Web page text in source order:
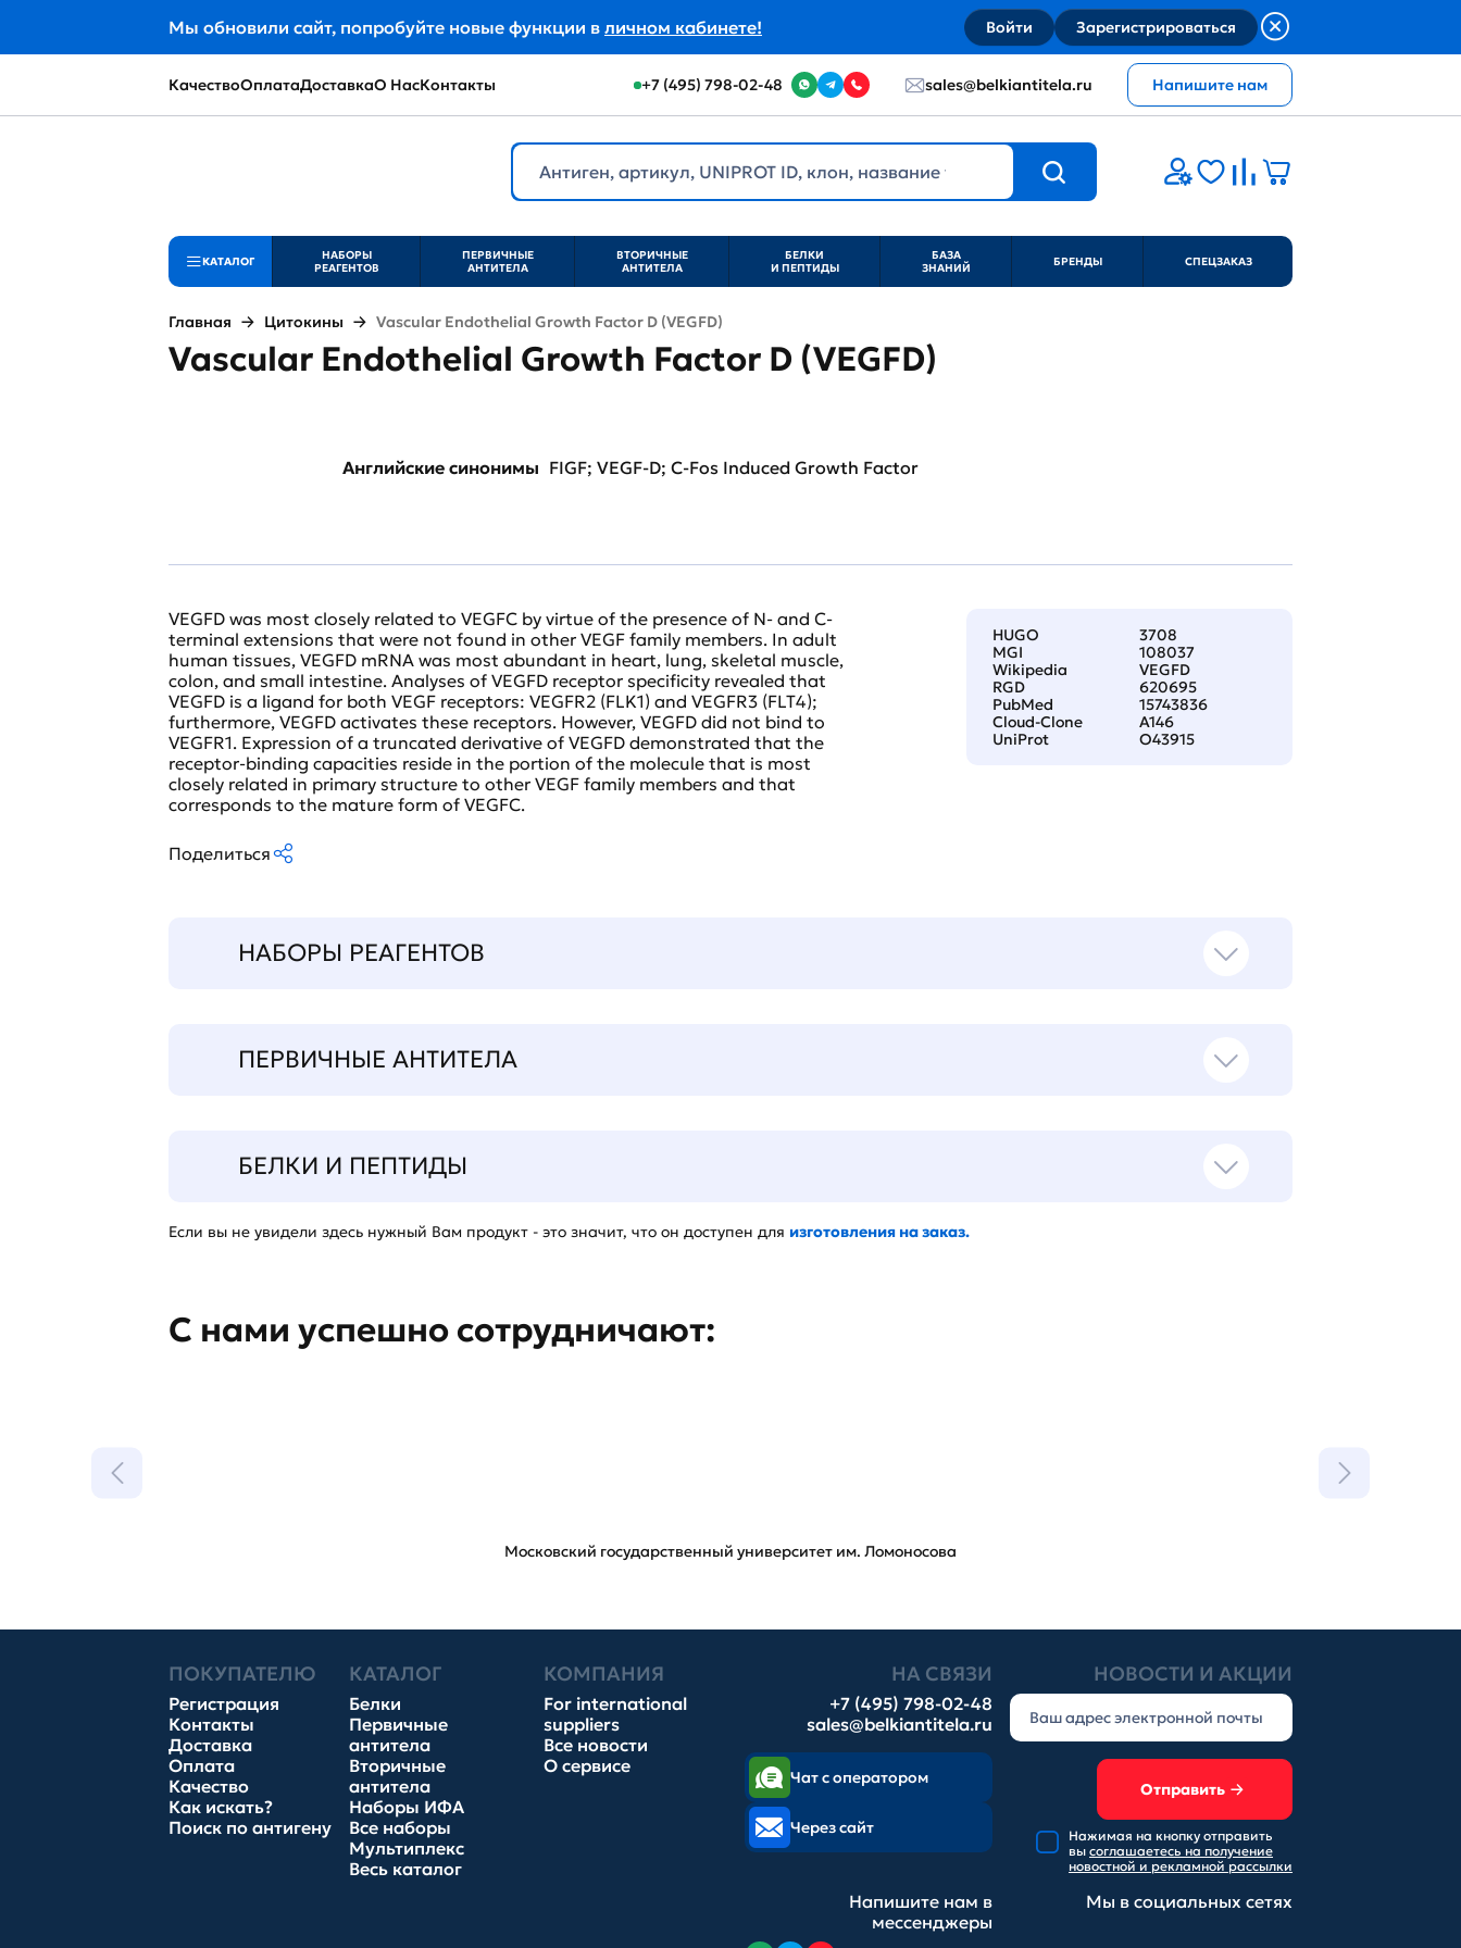
Мы обновили сайт, попробуйте новые функции в личном кабинете! Войти Зарегистрироваться
КачествоОплатаДоставкаО НасКонтакты +7 (495) 798-02-48 sales@belkiantitela.ru Напишите нам
КАТАЛОГ
НАБОРЫ
РЕАГЕНТОВ
ПЕРВИЧНЫЕ
АНТИТЕЛА
ВТОРИЧНЫЕ
АНТИТЕЛА
БЕЛКИ
И ПЕПТИДЫ
БАЗА
ЗНАНИЙ
БРЕНДЫ СПЕЦЗАКАЗ
Главная Цитокины Vascular Endothelial Growth Factor D (VEGFD)
Vascular Endothelial Growth Factor D (VEGFD)
Английские синонимы FIGF; VEGF-D; C-Fos Induced Growth Factor
HUGO
3708
MGI
108037
Wikipedia
VEGFD
RGD
620695
PubMed
15743836
Cloud-Clone
A146
UniProt
O43915
VEGFD was most closely related to VEGFC by virtue of the presence of N- and C-
terminal extensions that were not found in other VEGF family members. In adult
human tissues, VEGFD mRNA was most abundant in heart, lung, skeletal muscle,
colon, and small intestine. Analyses of VEGFD receptor specificity revealed that
VEGFD is a ligand for both VEGF receptors: VEGFR2 (FLK1) and VEGFR3 (FLT4);
furthermore, VEGFD activates these receptors. However, VEGFD did not bind to
VEGFR1. Expression of a truncated derivative of VEGFD demonstrated that the
receptor-binding capacities reside in the portion of the molecule that is most
closely related in primary structure to other VEGF family members and that
corresponds to the mature form of VEGFC.
Поделиться
НАБОРЫ РЕАГЕНТОВ
ПЕРВИЧНЫЕ АНТИТЕЛА
БЕЛКИ И ПЕПТИДЫ
Если вы не увидели здесь нужный Вам продукт - это значит, что он доступен для изготовления на заказ.
С нами успешно сотрудничают:
Московский государственный университет им. Ломоносова
ПОКУПАТЕЛЮ
Регистрация
Контакты
Доставка
Оплата
Качество
Как искать?
Поиск по антигену
КАТАЛОГ
Белки
Первичные
антитела
Вторичные
антитела
Наборы ИФА
Все наборы
Мультиплекс
Весь каталог
КОМПАНИЯ
For international
suppliers
Все новости
О сервисе
НА СВЯЗИ
+7 (495) 798-02-48
sales@belkiantitela.ru
НОВОСТИ И АКЦИИ
Отправить
Нажимая на кнопку отправить
вы соглашаетесь на получение
новостной и рекламной рассылки
Чат с оператором
Через сайт
Напишите нам в
мессенджеры
Мы в социальных сетях